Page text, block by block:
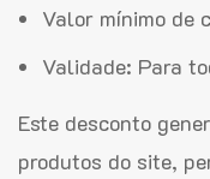
Valor mínimo de
Validade: Para
Este desconto
produtos do site,